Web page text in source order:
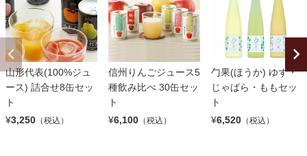
山形代表(100%ジュ
ース) 詰合せ8缶セッ
ト
¥3,250 （税込）
信州りんごジュース5
種飲み比べ 30缶セッ
ト
¥6,100 （税込）
勹果(ほうか) ゆず・
じゃばら・ももセッ
ト
¥6,520 （税込）